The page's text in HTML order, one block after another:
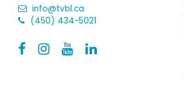
info@tvbl.ca
(450) 434-5021